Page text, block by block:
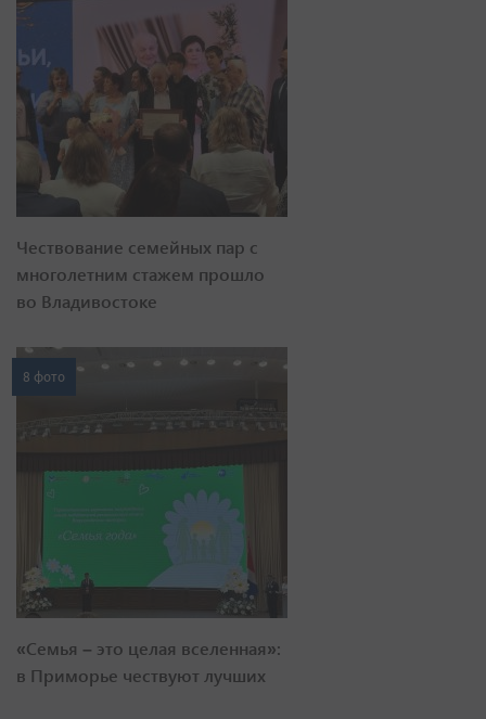
Чествование семейных пар с
многолетним стажем прошло
во Владивостоке
8 фото
«Семья – это целая вселенная»:
в Приморье чествуют лучших